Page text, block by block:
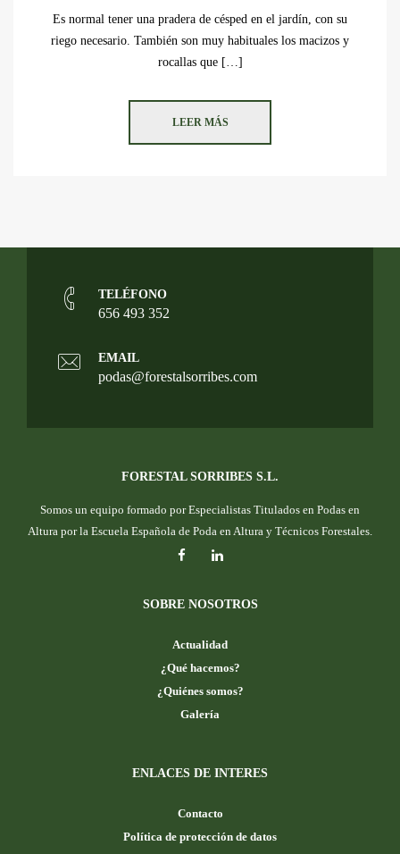
Es normal tener una pradera de césped en el jardín, con su
riego necesario. También son muy habituales los macizos y
rocallas que […]
LEER MÁS
TELÉFONO
656 493 352
EMAIL
podas@forestalsorribes.com
FORESTAL SORRIBES S.L.
Somos un equipo formado por Especialistas Titulados en Podas en
Altura por la Escuela Española de Poda en Altura y Técnicos Forestales.
SOBRE NOSOTROS
Actualidad
¿Qué hacemos?
¿Quiénes somos?
Galería
ENLACES DE INTERES
Contacto
Política de protección de datos